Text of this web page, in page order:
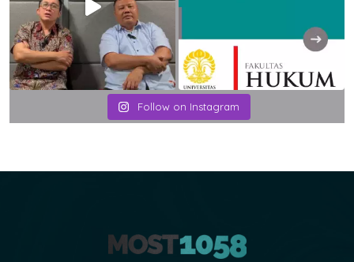
Follow on Instagram